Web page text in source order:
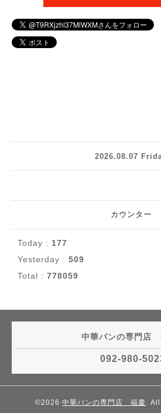
2026.08.07
カウンター
Today : 177
Yesterday : 509
Total : 778059
中華パンの専門店
092-980-
©2026 中華パンの専門店 福慶 .